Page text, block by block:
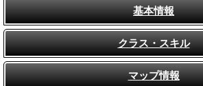
基本情報
クラス・スキル
マップ情報